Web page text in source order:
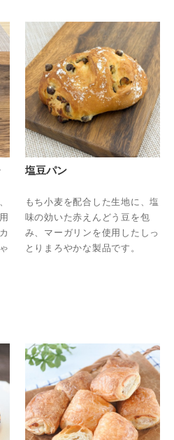
塩豆パン
もち小麦を配合した生地に、塩
味の効いた赤えんどう豆を包
み、マーガリンを使用したしっ
とりまろやかな製品です。